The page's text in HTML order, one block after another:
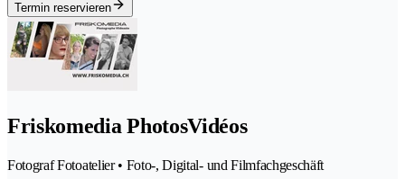
Termin reservieren
Friskomedia PhotosVidéos
Fotograf Fotoatelier • Foto-, Digital- und Filmfachgeschäft